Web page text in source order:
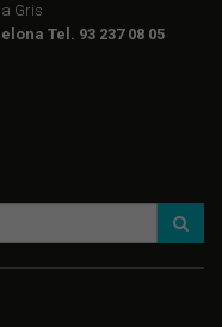
Gris
Tel. 93 237 08 05